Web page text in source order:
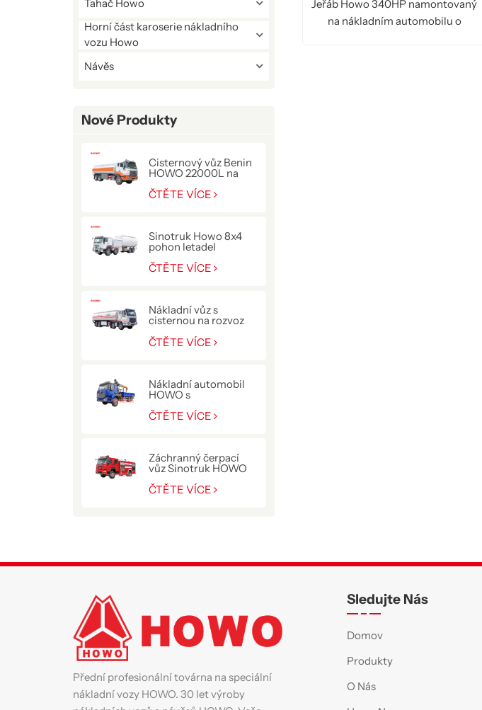
Tahač Howo
Horní část karoserie nákladního
vozu Howo
Návěs
Nové Produkty
Cisternový vůz Benin
HOWO 22000L na
ČTĚTE VÍCE
Sinotruk Howo 8x4
pohon letadel
tankovací kamion
ČTĚTE VÍCE
Nákladní vůz s
cisternou na rozvoz
400HP
ČTĚTE VÍCE
Nákladní automobil
HOWO s
jeřábem 10 T
ČTĚTE VÍCE
Záchranný čerpací
vůz Sinotruk HOWO
ČTĚTE VÍCE
Jeřáb Howo 340HP namontovaný
na nákladním automobilu o
Přední profesionální továrna na speciální
nákladní vozy HOWO. 30 let výroby
Sledujte Nás
Domov
Produkty
O Nás